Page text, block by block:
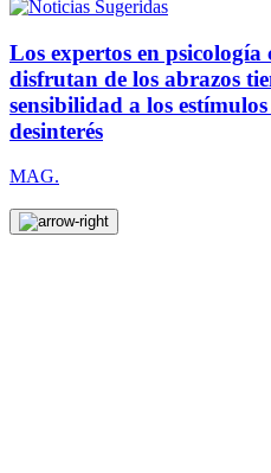
Los expertos en psicología
disfrutan de los abrazos
sensibilidad a los
desinterés
MAG.